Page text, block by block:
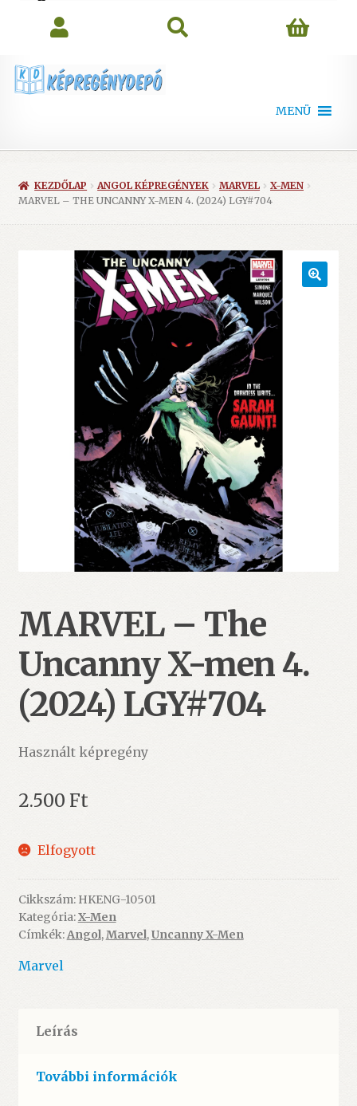
MENÜ
KEZDŐLAP ANGOL KÉPREGÉNYEK MARVEL
X-MEN
MARVEL – THE UNCANNY X-MEN 4. (2024) LGY#704
MARVEL – The
Uncanny X-men 4.
(2024) LGY#704
Használt képregény
2.500 Ft
Elfogyott
Cikkszám: HKENG-10501
Kategória:X-Men
Címkék:Angol,Marvel,Uncanny X-Men
Marvel
Leírás
További információk